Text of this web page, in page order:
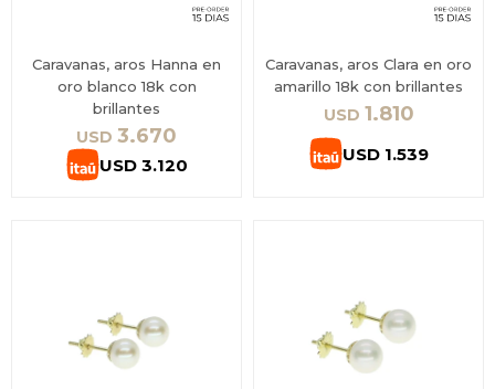
Caravanas, aros Hanna en
oro blanco 18k con
brillantes
USD 3.670
USD 3.120
Caravanas, aros Clara en oro
amarillo 18k con brillantes
USD 1.810
USD 1.539